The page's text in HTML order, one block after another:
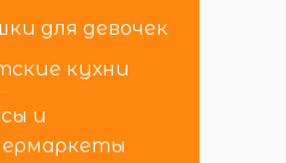
для девочек
кухни
и